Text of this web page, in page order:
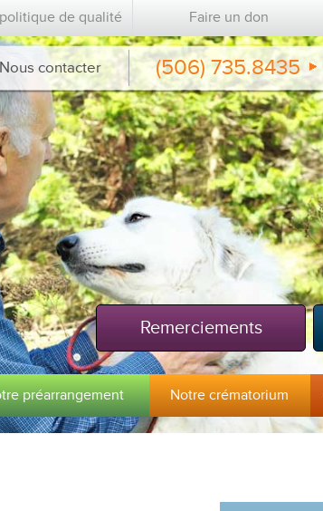
de qualité Faire un don
Nous contacter (506) 735.8435
Remerciements
préarrangement Notre crématorium